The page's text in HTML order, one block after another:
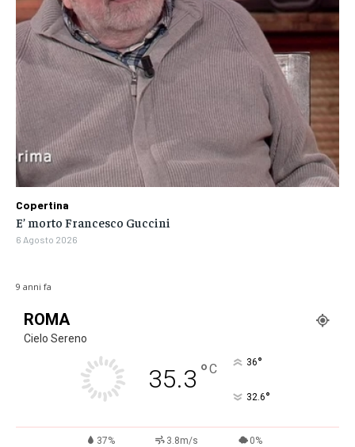
ROMA
Cielo Sereno
35.3 °C 36°
32.6°
37% 3.8m/s 0%
9 anni fa
Copertina
E’ morto Francesco Guccini
6 Agosto 2026